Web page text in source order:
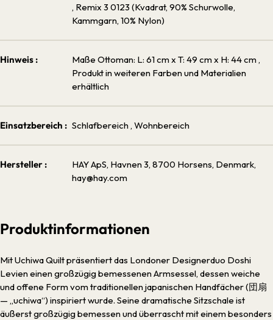
, Remix 3 0123 (Kvadrat, 90% Schurwolle,
Kammgarn, 10% Nylon)
Hinweis : Maße Ottoman: L: 61 cm x T: 49 cm x H: 44 cm ,
Produkt in weiteren Farben und Materialien
erhältlich
Einsatzbereich : Schlafbereich , Wohnbereich
Hersteller :
HAY ApS, Havnen 3, 8700 Horsens, Denmark,
hay@hay.com
Produktinformationen
Mit Uchiwa Quilt präsentiert das Londoner Designerduo Doshi
Levien einen großzügig bemessenen Armsessel, dessen weiche
und offene Form vom traditionellen japanischen Handfächer (団扇
— „uchiwa“) inspiriert wurde. Seine dramatische Sitzschale ist
äußerst großzügig bemessen und überrascht mit einem besonders